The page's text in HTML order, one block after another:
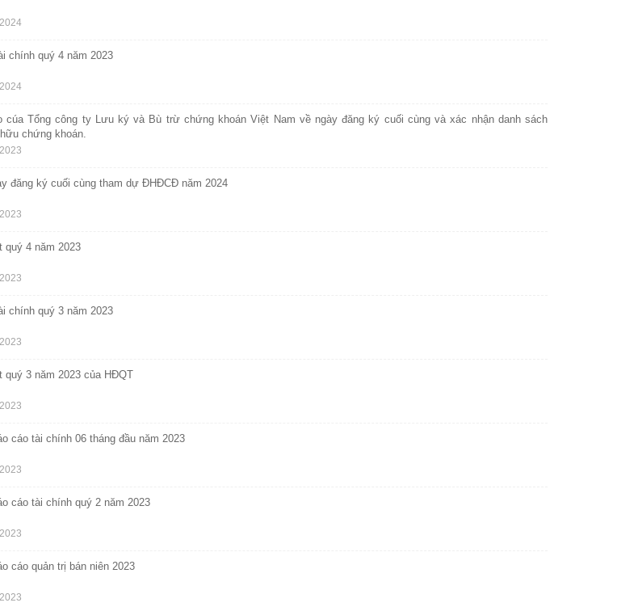
chính quý 4 năm 2023
cúa Tổng công ty Lưu ký và Bù trừ chứng khoán Việt Nam về ngày đăng ký cuối cùng và xác nhận danh sách
chứng khoán.
đăng ký cuối cùng tham dự ĐHĐCĐ năm 2024
quý 4 năm 2023
chính quý 3 năm 2023
quý 3 năm 2023 của HĐQT
cáo tài chính 06 tháng đầu năm 2023
cáo tài chính quý 2 năm 2023
cáo quản trị bán niên 2023